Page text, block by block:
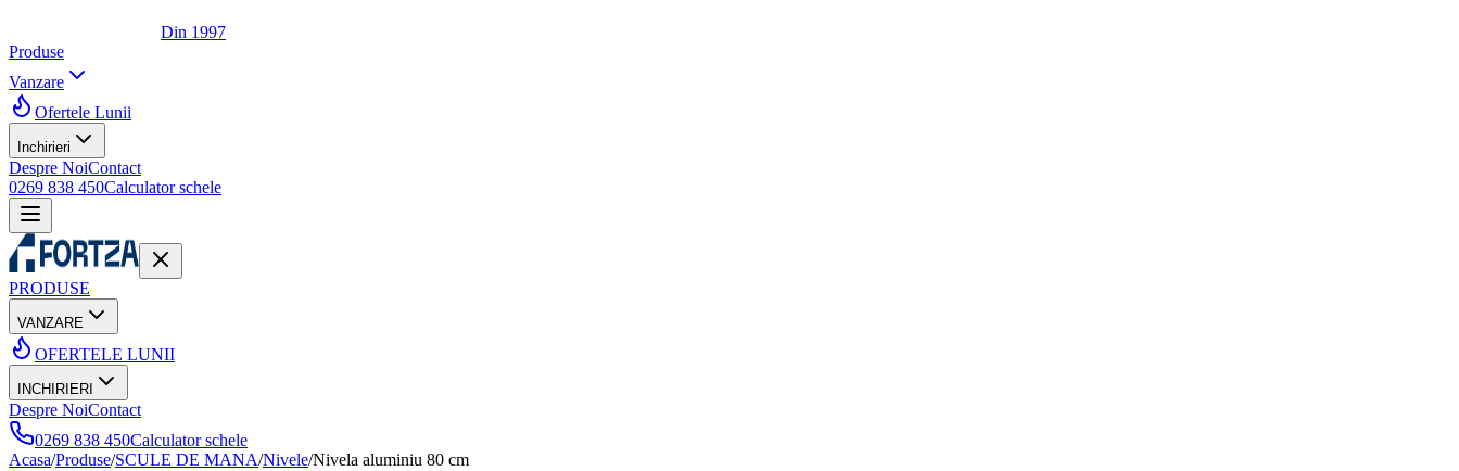
Din 1997
Produse
Vanzare
Ofertele Lunii
Inchirieri
Despre NoiContact
0269 838 450Calculator schele
PRODUSE
VANZARE
OFERTELE LUNII
INCHIRIERI
Despre NoiContact
0269 838 450Calculator schele
Acasa/Produse/SCULE DE MANA/Nivele/Nivela aluminiu 80 cm